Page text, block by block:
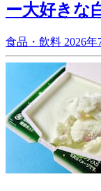
ー大好きな
食品・飲料 2026年